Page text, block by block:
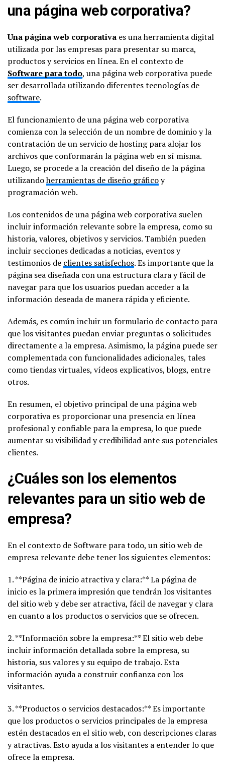
una página web corporativa?
Una página web corporativa es una herramienta digital
utilizada por las empresas para presentar su marca,
productos y servicios en línea. En el contexto de
Software para todo, una página web corporativa puede
ser desarrollada utilizando diferentes tecnologías de
software.
El funcionamiento de una página web corporativa
comienza con la selección de un nombre de dominio y la
contratación de un servicio de hosting para alojar los
archivos que conformarán la página web en sí misma.
Luego, se procede a la creación del diseño de la página
utilizandoherramientas de diseño gráficoy
programación web.
Los contenidos de una página web corporativa suelen
incluir información relevante sobre la empresa, como su
historia, valores, objetivos y servicios. También pueden
incluir secciones dedicadas a noticias, eventos y
testimonios de clientes satisfechos. Es importante que la
página sea diseñada con una estructura clara y fácil de
navegar para que los usuarios puedan acceder a la
información deseada de manera rápida y eficiente.
Además, es común incluir un formulario de contacto para
que los visitantes puedan enviar preguntas o solicitudes
directamente a la empresa. Asimismo, la página puede ser
complementada con funcionalidades adicionales, tales
como tiendas virtuales, vídeos explicativos, blogs, entre
otros.
En resumen, el objetivo principal de una página web
corporativa es proporcionar una presencia en línea
profesional y confiable para la empresa, lo que puede
aumentar su visibilidad y credibilidad ante sus potenciales
clientes.
¿Cuáles son los elementos
relevantes para un sitio web de
empresa?
En el contexto de Software para todo, un sitio web de
empresa relevante debe tener los siguientes elementos:
1. **Página de inicio atractiva y clara:** La página de
inicio es la primera impresión que tendrán los visitantes
del sitio web y debe ser atractiva, fácil de navegar y clara
en cuanto a los productos o servicios que se ofrecen.
2. **Información sobre la empresa:** El sitio web debe
incluir información detallada sobre la empresa, su
historia, sus valores y su equipo de trabajo. Esta
información ayuda a construir confianza con los
visitantes.
3. **Productos o servicios destacados:** Es importante
que los productos o servicios principales de la empresa
estén destacados en el sitio web, con descripciones claras
y atractivas. Esto ayuda a los visitantes a entender lo que
ofrece la empresa.